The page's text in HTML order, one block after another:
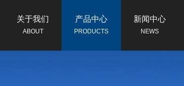
关于我们
ABOUT
产品中心
PRODUCTS
新闻中心
NEWS